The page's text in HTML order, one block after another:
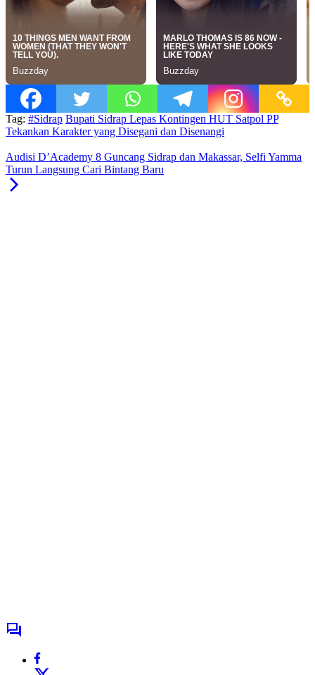
Tag: #Sidrap Bupati Sidrap Lepas Kontingen HUT Satpol PP
Tekankan Karakter yang Disegani dan Disenangi
Audisi D’Academy 8 Guncang Sidrap dan Makassar, Selfi Yamma
Turun Langsung Cari Bintang Baru